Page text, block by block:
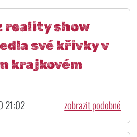
reality show
své křivky v
krajkovém
21:02 zobrazit podobné